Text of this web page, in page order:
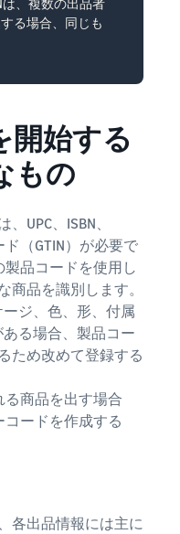
る場合、同じも
開始する
もの
UPC、ISBN、
（GTIN）が必要で
品コードを使用し
商品を識別します。
ジ、色、形、付属
る場合、製品コー
ため改めて登録する
商品を出す場合
コードを作成する
各出品情報には主に